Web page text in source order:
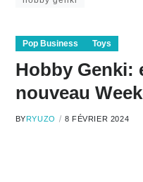
Pop Business Toys
Hobby Genki:
nouveau
BY RYUZO 8 FÉVRIER 2024